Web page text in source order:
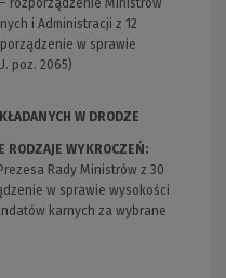
i Administracji z 12
w sprawie
poz. 2065)
W DRODZE
RODZAJE WYKROCZEŃ:
Rady Ministrów z 30
w sprawie wysokości
karnych za wybrane